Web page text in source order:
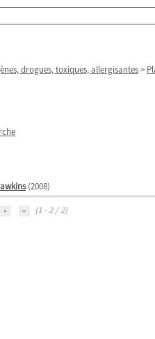
drogues, toxiques, allergisantes>
(2008)
(1 - 2 / 2)